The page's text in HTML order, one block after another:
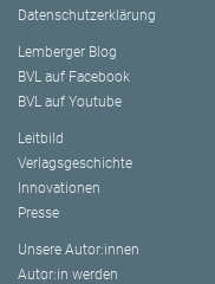
Datenschutzerklärung
Lemberger Blog
BVL auf Facebook
BVL auf Youtube
Leitbild
Verlagsgeschichte
Innovationen
Presse
Unsere Autor:innen
Autor:in werden